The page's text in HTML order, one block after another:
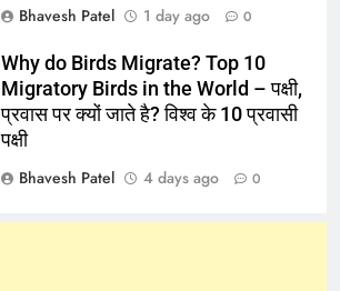
Bhavesh Patel
1 day ago 0
Why do Birds Migrate? Top 10
Migratory Birds in the World – पक्षी,
प्रवास पर क्यों जाते है? विश्व के 10 प्रवासी
पक्षी
Bhavesh Patel
4 days ago 0